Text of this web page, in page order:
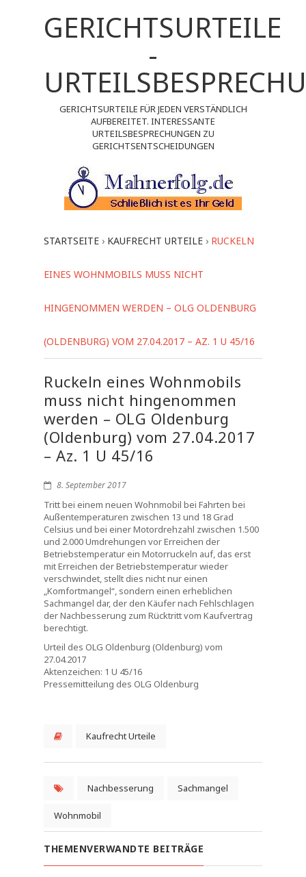
GERICHTSURTEILE
-
GERICHTSURTEILE FÜR JEDEN VERSTÄNDLICH
AUFBEREITET. INTERESSANTE
URTEILSBESPRECHUNGEN ZU
GERICHTSENTSCHEIDUNGEN
STARTSEITE › KAUFRECHT URTEILE › RUCKELN
EINES WOHNMOBILS MUSS NICHT
HINGENOMMEN WERDEN – OLG OLDENBURG
(OLDENBURG) VOM 27.04.2017 – AZ. 1 U 45/16
Ruckeln eines Wohnmobils
muss nicht hingenommen
werden – OLG Oldenburg
(Oldenburg) vom 27.04.2017
– Az. 1 U 45/16
8. September 2017
Tritt bei einem neuen Wohnmobil bei Fahrten bei
Außentemperaturen zwischen 13 und 18 Grad
Celsius und bei einer Motordrehzahl zwischen 1.500
und 2.000 Umdrehungen vor Erreichen der
Betriebstemperatur ein Motorruckeln auf, das erst
mit Erreichen der Betriebstemperatur wieder
verschwindet, stellt dies nicht nur einen
„Komfortmangel“, sondern einen erheblichen
Sachmangel dar, der den Käufer nach Fehlschlagen
der Nachbesserung zum Rücktritt vom Kaufvertrag
berechtigt.
Urteil des OLG Oldenburg (Oldenburg) vom
27.04.2017
Aktenzeichen: 1 U 45/16
Pressemitteilung des OLG Oldenburg
Kaufrecht Urteile
Nachbesserung Sachmangel
Wohnmobil
THEMENVERWANDTE BEITRÄGE